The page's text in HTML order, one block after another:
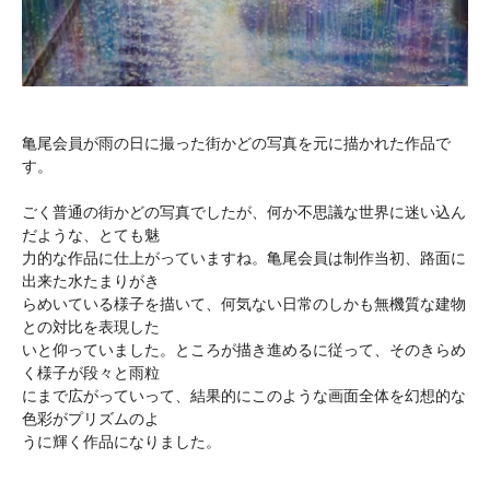
亀尾会員が雨の日に撮った街かどの写真を元に描かれた作品で
す。
ごく普通の街かどの写真でしたが、何か不思議な世界に迷い込ん
だような、とても魅
力的な作品に仕上がっていますね。亀尾会員は制作当初、路面に
出来た水たまりがき
らめいている様子を描いて、何気ない日常のしかも無機質な建物
との対比を表現した
いと仰っていました。ところが描き進めるに従って、そのきらめ
く様子が段々と雨粒
にまで広がっていって、結果的にこのような画面全体を幻想的な
色彩がプリズムのよ
うに輝く作品になりました。